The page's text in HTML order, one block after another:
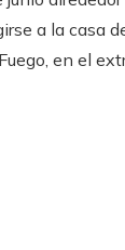
a la casa
en el